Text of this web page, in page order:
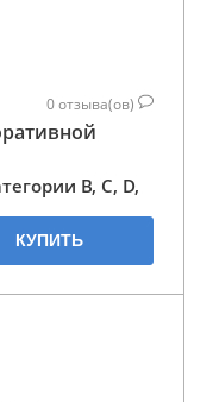
0отзыва(ов)
B, C, D,
КУПИТЬ